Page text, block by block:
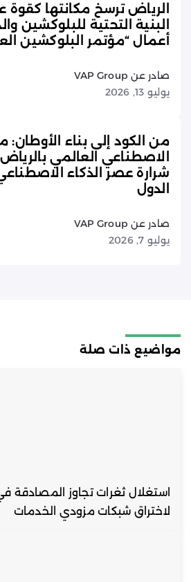
الرياض ترسخ مكانتها كقوة
البنية التحتية للبلوكشين
أعمال “مؤتمر البلوكشين
صادر عن VAP Group
يوليو 13, 2026
من الكود إلى بناء الأوطان:
شرارة عصر الذكاء
الدول
صادر عن VAP Group
يوليو 7, 2026
مواضيع ذات صلة
لاختراق شبكات مزودي الخدمات